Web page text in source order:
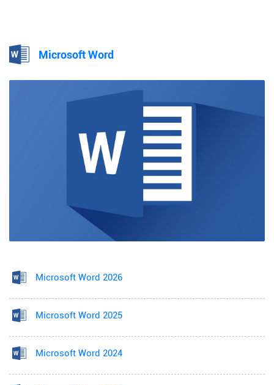
Microsoft Word
Microsoft Word 2026
Microsoft Word 2025
Microsoft Word 2024